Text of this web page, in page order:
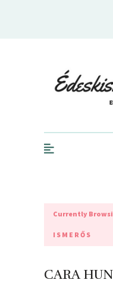
Currently
ISMERŐS
CARA